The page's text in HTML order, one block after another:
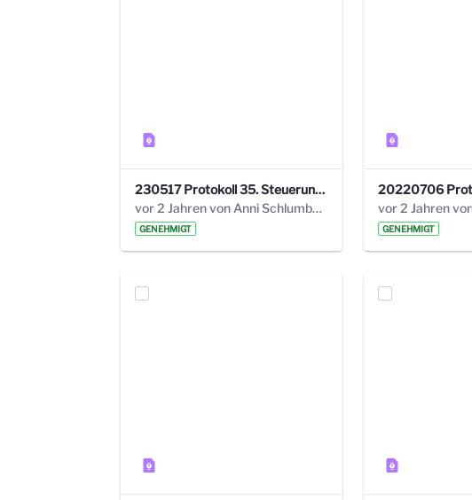
230517 Protokoll 35. Steuerungskreis.pdf
vor 2 Jahren von Anni Schlumberger
GENEHMIGT GENEHMIGT